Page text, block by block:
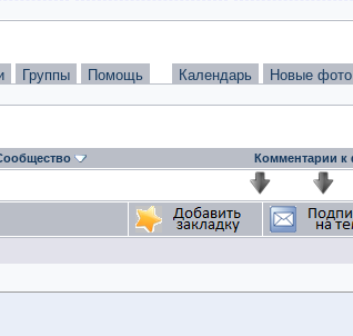
Группы Помощь Календарь Новые фото
Комментарии к